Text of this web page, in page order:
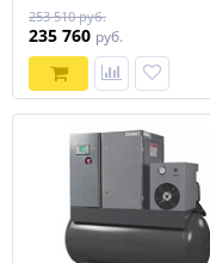
приводом Harrison: 2100 л/
мин, 10 бар, 15 кВт
253 510 руб.
235 760 руб.